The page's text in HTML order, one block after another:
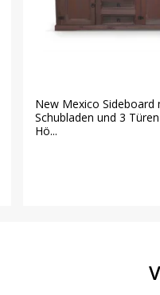
New Mexico Sideboard
Schubladen und 3
Hö...